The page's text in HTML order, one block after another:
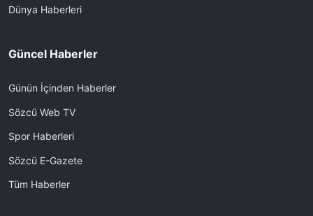
Dünya Haberleri
Güncel Haberler
Günün İçinden Haberler
Sözcü Web TV
Spor Haberleri
Sözcü E-Gazete
Tüm Haberler